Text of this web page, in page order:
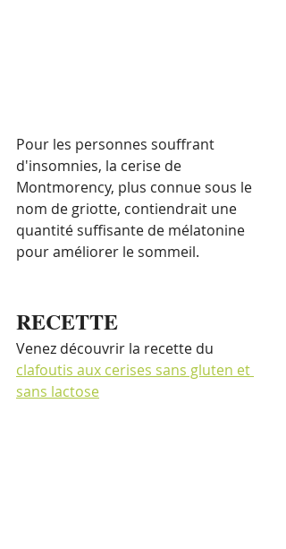
Pour les personnes souffrant
d'insomnies, la cerise de
Montmorency, plus connue sous le
nom de griotte, contiendrait une
quantité suffisante de mélatonine
pour améliorer le sommeil.
RECETTE
Venez découvrir la recette du
clafoutis aux cerises sans gluten et
sans lactose